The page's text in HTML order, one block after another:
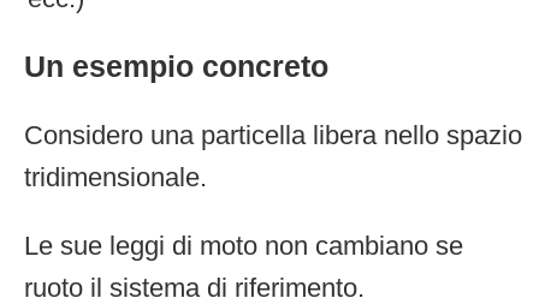
Un esempio concreto
Considero una particella libera nello spazio
tridimensionale.
Le sue leggi di moto non cambiano se
ruoto il sistema di riferimento.